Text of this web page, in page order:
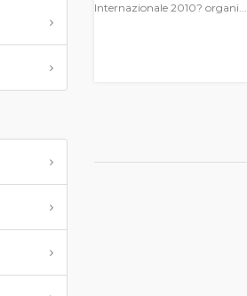
Internazionale 2010? organi...